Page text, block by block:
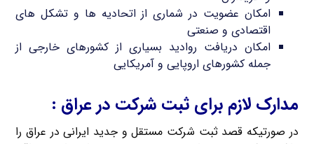
امکان عضویت در شماری از اتحادیه ها و تشکل های
اقتصادی و صنعتی
امکان دریافت روادید بسیاری از کشورهای خارجی از
جمله کشورهای اروپایی و آمریکایی
مدارک لازم برای ثبت شرکت در عراق :
در صورتیکه قصد ثبت شرکت مستقل و جدید ایرانی در عراق را